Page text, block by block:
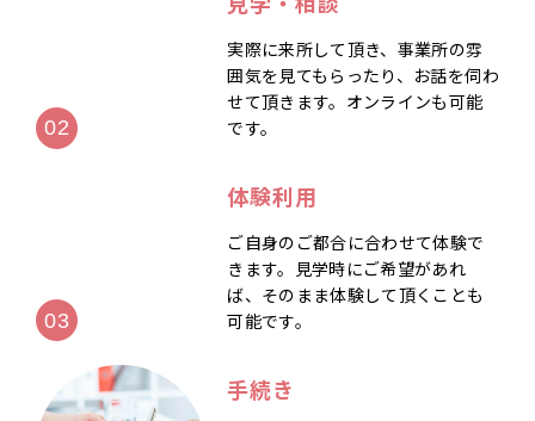
実際に来所して頂き、事業所の雰
囲気を見てもらったり、お話を伺わ
せて頂きます。オンラインも可能
です。
体験利用
ご自身のご都合に合わせて体験で
きます。見学時にご希望があれ
ば、そのまま体験して頂くことも
可能です。
手続き